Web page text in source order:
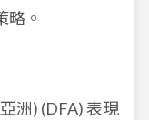
略。
洲) (DFA) 表現